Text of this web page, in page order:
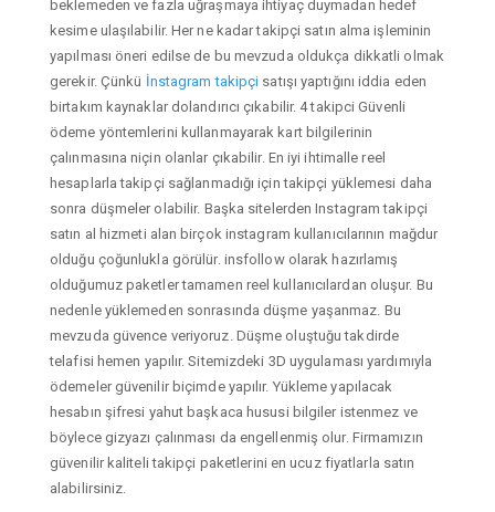
beklemeden ve fazla uğraşmaya ihtiyaç duymadan hedef
kesime ulaşılabilir. Her ne kadar takipçi satın alma işleminin
yapılması öneri edilse de bu mevzuda oldukça dikkatli olmak
gerekir. Çünkü İnstagram takipçi satışı yaptığını iddia eden
birtakım kaynaklar dolandırıcı çıkabilir. 4 takipci Güvenli
ödeme yöntemlerini kullanmayarak kart bilgilerinin
çalınmasına niçin olanlar çıkabilir. En iyi ihtimalle reel
hesaplarla takipçi sağlanmadığı için takipçi yüklemesi daha
sonra düşmeler olabilir. Başka sitelerden Instagram takipçi
satın al hizmeti alan birçok instagram kullanıcılarının mağdur
olduğu çoğunlukla görülür. insfollow olarak hazırlamış
olduğumuz paketler tamamen reel kullanıcılardan oluşur. Bu
nedenle yüklemeden sonrasında düşme yaşanmaz. Bu
mevzuda güvence veriyoruz. Düşme oluştuğu takdirde
telafisi hemen yapılır. Sitemizdeki 3D uygulaması yardımıyla
ödemeler güvenilir biçimde yapılır. Yükleme yapılacak
hesabın şifresi yahut başkaca hususi bilgiler istenmez ve
böylece gizyazı çalınması da engellenmiş olur. Firmamızın
güvenilir kaliteli takipçi paketlerini en ucuz fiyatlarla satın
alabilirsiniz.